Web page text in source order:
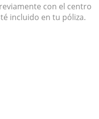
con el centro
incluido en tu póliza.